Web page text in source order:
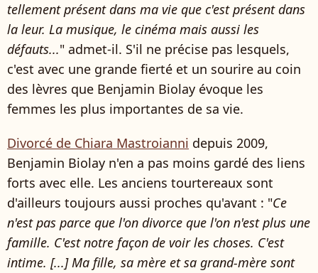
tellement présent dans ma vie que c'est présent dans
la leur. La musique, le cinéma mais aussi les
défauts..." admet-il. S'il ne précise pas lesquels,
c'est avec une grande fierté et un sourire au coin
des lèvres que Benjamin Biolay évoque les
femmes les plus importantes de sa vie.
Divorcé de Chiara Mastroianni depuis 2009,
Benjamin Biolay n'en a pas moins gardé des liens
forts avec elle. Les anciens tourtereaux sont
d'ailleurs toujours aussi proches qu'avant : "Ce
n'est pas parce que l'on divorce que l'on n'est plus une
famille. C'est notre façon de voir les choses. C'est
intime. [...] Ma fille, sa mère et sa grand-mère sont